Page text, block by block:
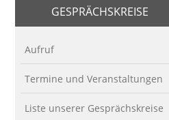
GESPRÄCHSKREISE
Aufruf
Termine und Veranstaltungen
Liste unserer Gesprächskreise